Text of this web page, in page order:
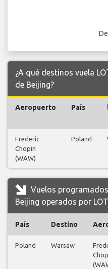
¿A qué destinos vuela
de Beijing?
Aeropuerto País
Frederic
Chopin
(WAW)
Poland
Vuelos
Beijing operados por LOT
País Destino
Poland Warsaw